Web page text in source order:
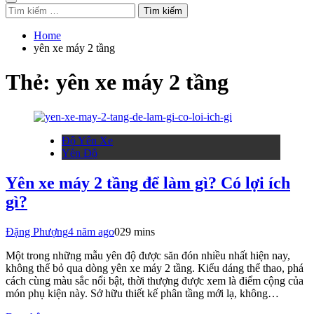
Tìm
kiếm
cho:
Home
yên xe máy 2 tầng
Thẻ: yên xe máy 2 tầng
Độ Yên Xe
Yên Độ
Yên xe máy 2 tầng để làm gì? Có lợi ích
gì?
Đặng Phượng4 năm ago029 mins
Một trong những mẫu yên độ được săn đón nhiều nhất hiện nay,
không thể bỏ qua dòng yên xe máy 2 tầng. Kiểu dáng thể thao, phá
cách cùng màu sắc nổi bật, thời thượng được xem là điểm cộng của
món phụ kiện này. Sở hữu thiết kế phân tầng mới lạ, không…